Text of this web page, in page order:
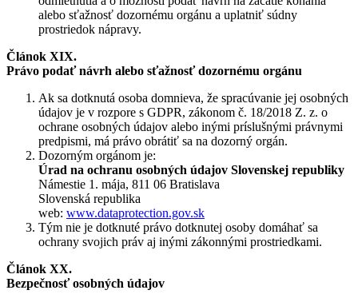
alebo sťažnosť dozornému orgánu a uplatniť súdny
prostriedok nápravy.
Článok XIX.
Právo podať návrh alebo sťažnosť dozornému orgánu
Ak sa dotknutá osoba domnieva, že spracúvanie jej osobných
údajov je v rozpore s GDPR, zákonom č. 18/2018 Z. z. o
ochrane osobných údajov alebo inými príslušnými právnymi
predpismi, má právo obrátiť sa na dozorný orgán.
Dozorným orgánom je:
Úrad na ochranu osobných údajov Slovenskej republiky
Námestie 1. mája, 811 06 Bratislava
Slovenská republika
web: www.dataprotection.gov.sk
Tým nie je dotknuté právo dotknutej osoby domáhať sa
ochrany svojich práv aj inými zákonnými prostriedkami.
Článok XX.
Bezpečnosť osobných údajov